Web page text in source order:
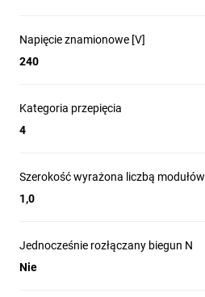
Napięcie znamionowe [V]
240
Kategoria przepięcia
4
Szerokość wyrażona liczbą modułów
1,0
Jednocześnie rozłączany biegun N
Nie